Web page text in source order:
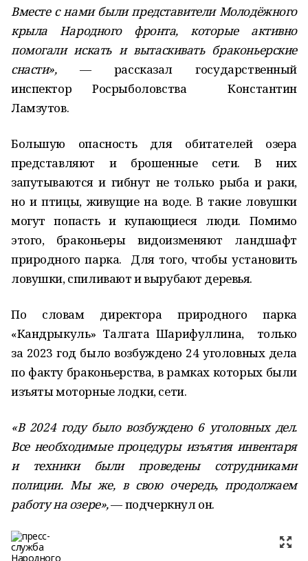
Вместе с нами были представители Молодёжного
крыла Народного фронта, которые активно
помогали искать и вытаскивать браконьерские
снасти»,— рассказал государственный
инспектор Росрыболовства Константин
Ламзутов.
Большую опасность для обитателей озера
представляют и брошенные сети. В них
запутываются и гибнут не только рыба и раки,
но и птицы, живущие на воде. В такие ловушки
могут попасть и купающиеся люди. Помимо
этого, браконьеры видоизменяют ландшафт
природного парка. Для того, чтобы установить
ловушки, спиливают и вырубают деревья.
По словам директора природного парка
«Кандрыкуль» Талгата Шарифуллина, только
за 2023 год было возбуждено 24 уголовных дела
по факту браконьерства, в рамках которых были
изъяты моторные лодки, сети.
«В 2024 году было возбуждено 6 уголовных дел.
Все необходимые процедуры изъятия инвентаря
и техники были проведены сотрудниками
полиции. Мы же, в свою очередь, продолжаем
работу на озере»,— подчеркнул он.